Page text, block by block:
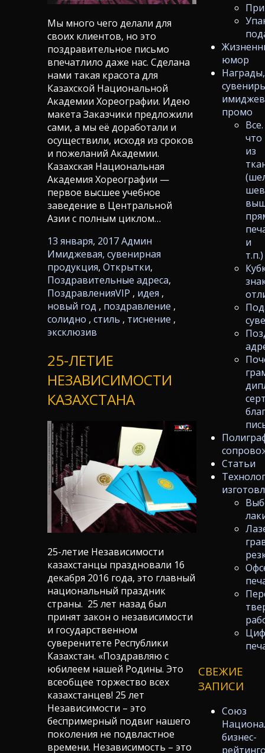
юмор
Награды,
промо
Все.
что
из
и
т.п.)
Статьи
СВЕЖИЕ
ЗАПИСИ
Союз
бизнес-
Мы много чего делали для
своих клиентов, но это
поздравительное письмо
впечатлило даже нас. Сделана
нами такая красота для
Казахской Национальной
Академии Хореографии. Идею
макета Заказчики предложили
сами, а мы её доработали и
осуществили, исходя из сроков
и пожеланий Академии.
Казахская Национальная
Академия Хореографии —
первое высшее учебное
заведение в Центральной
Азии с полным циклом…
13 января, 2017 Админ
Имиджевая, сувенирная
продукция, Открытки,
Поздравительные адреса,
ПоздравленияVIP , идея ,
новый год , поздравление ,
солидно , стиль , тиснение ,
эксклюзив
25-ЛЕТИЕ
НЕЗАВИСИМОСТИ
КАЗАХСТАНА
25-летие Независимости
казахстанцы праздновали 16
декабря 2016 года, это главный
национальный праздник
страны. 25 лет назад был
принят закон о независимости
и государственном
суверенитете Республики
Казахстан. «Поздравляю с
юбилеем нашей Родины. Это
всеобщее торжество всех
казахстанцев! 25 лет
Независимости – это
беспримерный подвиг нашего
поколения не подвластное
времени. Независимость – это